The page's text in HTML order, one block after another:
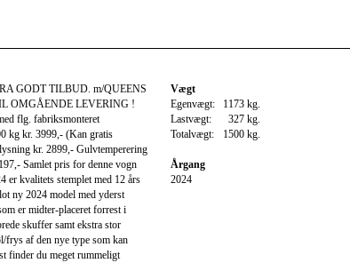
GODT TILBUD. m/QUEENS
OMGÅENDE LEVERING !
flg. fabriksmonteret
kg kr. 3999,- (Kan gratis
kr. 2899,- Gulvtemperering
Samlet pris for denne vogn
er kvalitets stemplet med 12 års
ny 2024 model med yderst
er midter-placeret forrest i
skuffer samt ekstra stor
frys af den nye type som kan
finder du meget rummeligt
Vægt
Egenvægt: 1173 kg.
Lastvægt:
327 kg.
Totalvægt:
1500 kg.
Årgang
2024